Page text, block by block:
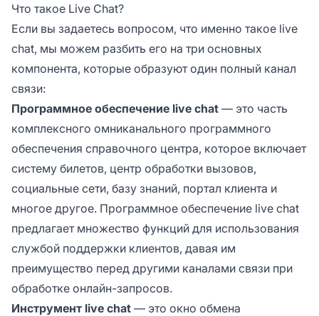
Что такое Live Chat?
Если вы задаетесь вопросом, что именно такое live
chat, мы можем разбить его на три основных
компонента, которые образуют один полный канал
связи:
Программное обеспечение live chat — это часть
комплексного омниканального программного
обеспечения справочного центра, которое включает
систему билетов, центр обработки вызовов,
социальные сети, базу знаний, портал клиента и
многое другое. Программное обеспечение live chat
предлагает множество функций для использования
службой поддержки клиентов, давая им
преимущество перед другими каналами связи при
обработке онлайн-запросов.
Инструмент live chat — это окно обмена